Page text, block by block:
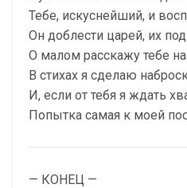
Тебе, искуснейший, и
Он доблести царей, их
О малом расскажу тебе
В стихах я сделаю
И, если от тебя я ждать
Попытка самая к моей
— КОНЕЦ —